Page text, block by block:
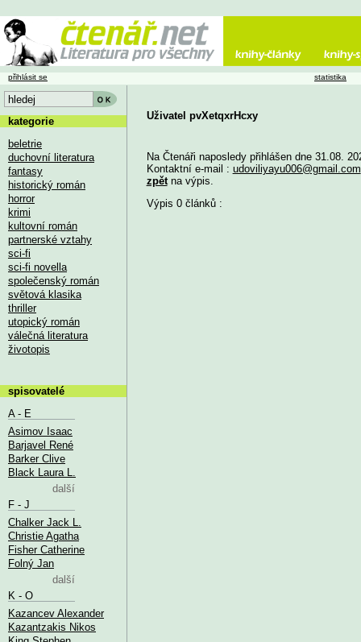
Uživatel pvXetqxrHcxy
Na Čtenáři naposledy přihlášen dne 31.08.
Kontaktní e-mail : udoviliyayu006@gmail.com
zpětna výpis.
Výpis 0 článků :
přihlásit se statistika
kategorie
beletrie
duchovní literatura
fantasy
historický román
horror
krimi
kultovní román
partnerské vztahy
sci-fi
sci-fi novella
společenský román
světová klasika
thriller
utopický román
válečná literatura
životopis
spisovatelé
A - E
Asimov Isaac
Barjavel René
Barker Clive
Black Laura L.
další
F - J
Chalker Jack L.
Christie Agatha
Fisher Catherine
Folný Jan
další
K - O
Kazancev Alexander
Kazantzakis Nikos